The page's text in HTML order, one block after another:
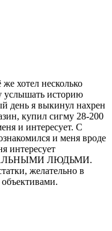
хотел несколько
услышать историю
день я выкинул нахрен
купил сигму 28-200
и интересует. С
и меня вроде
интересует
ЛЮДЬМИ.
желательно в